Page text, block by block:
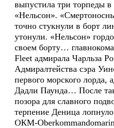
выпустила три торпеды
«Нельсон».
точно стукнули в борт
утонули. «Нельсон»
своем борту…
Fleet адмирала Чарльза
Адмиралтейства сэра
первого морского лорда,
Дадли Паунда… После
позора для славного
терпение Деница
ОКМ-